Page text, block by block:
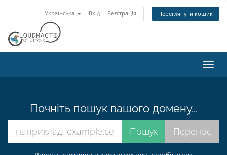
Українська Вхід Реєстрація Переглянути кошик
Почніть пошук вашого домену...